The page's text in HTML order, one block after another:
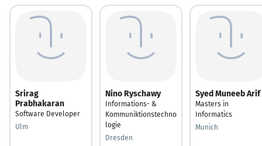
Srirag
Prabhakaran
Software Developer
Ulm
Nino Ryschawy
Informations- &
Kommuniktionstechno
logie
Dresden
Syed Muneeb Arif
Masters in
Informatics
Munich